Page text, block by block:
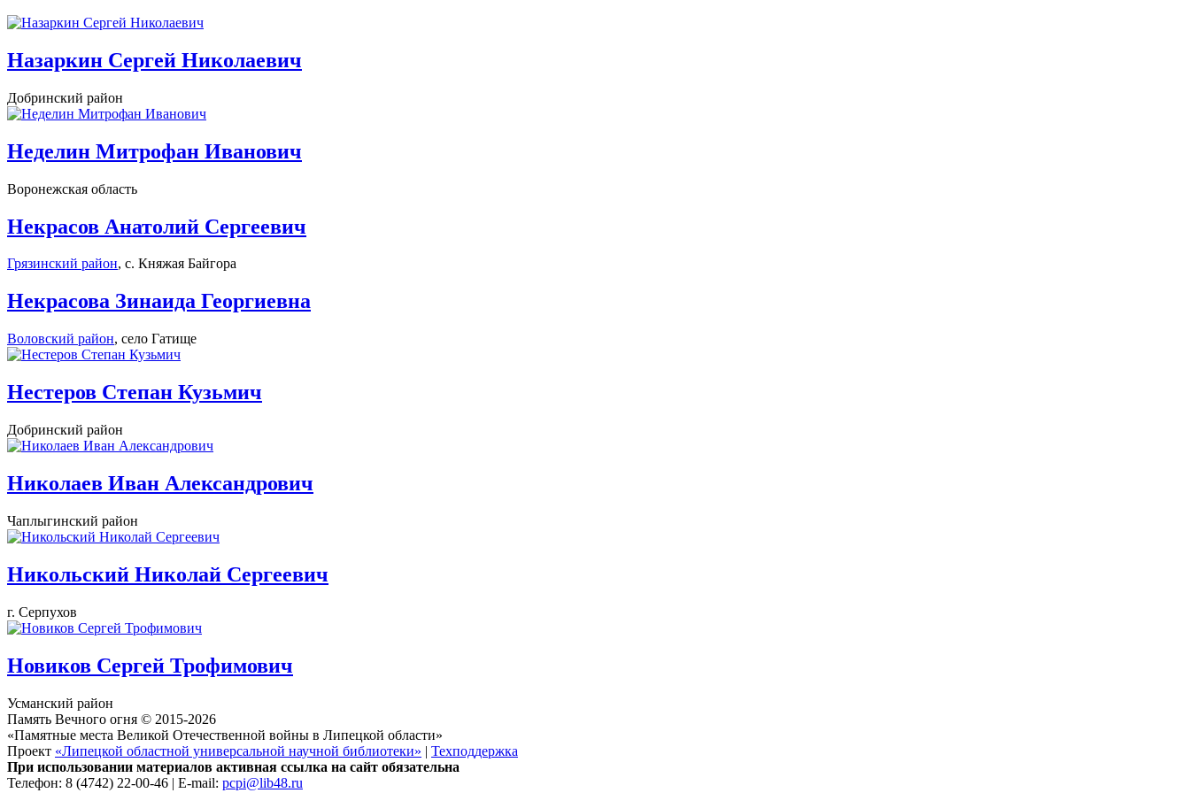
Назаркин Сергей Николаевич
Добринский район
Неделин Митрофан Иванович
Воронежская область
Некрасов Анатолий Сергеевич
Грязинский район, с. Княжая Байгора
Некрасова Зинаида Георгиевна
Воловский район, село Гатище
Нестеров Степан Кузьмич
Добринский район
Николаев Иван Александрович
Чаплыгинский район
Никольский Николай Сергеевич
г. Серпухов
Новиков Сергей Трофимович
Усманский район
Память Вечного огня © 2015-2026
«Памятные места Великой Отечественной войны в Липецкой области»
Проект «Липецкой областной универсальной научной библиотеки» | Техподдержка
При использовании материалов активная ссылка на сайт обязательна
Телефон: 8 (4742) 22-00-46 | E-mail: pcpi@lib48.ru